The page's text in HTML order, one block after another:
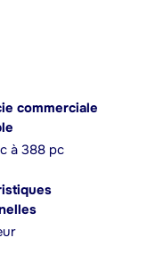
commerciale
à 388 pc